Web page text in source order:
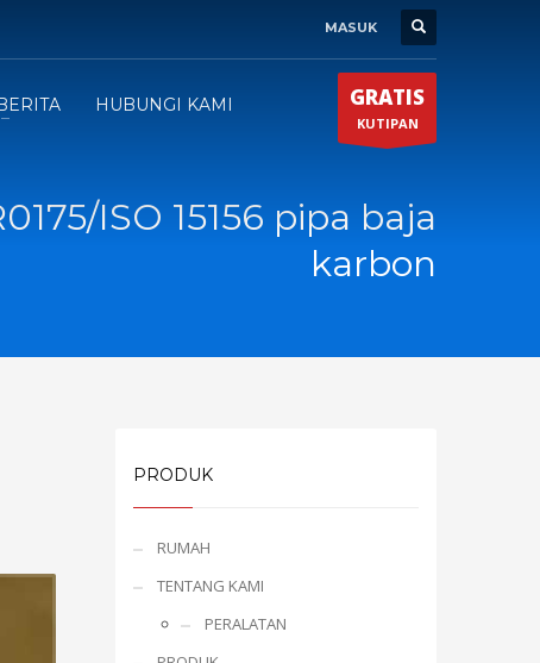
MASUK
HUBUNGI KAMI GRATIS
KUTIPAN
ISO 15156 pipa baja
karbon
PRODUK
RUMAH
TENTANG KAMI
PERALATAN